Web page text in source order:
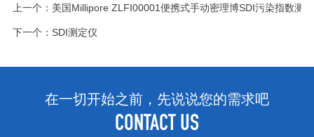
上一个： 美国Millipore ZLFI00001便携式手动密理博SDI污染指数测
下一个： SDI测定仪
在一切开始之前，先说说您的需求吧
CONTACT US